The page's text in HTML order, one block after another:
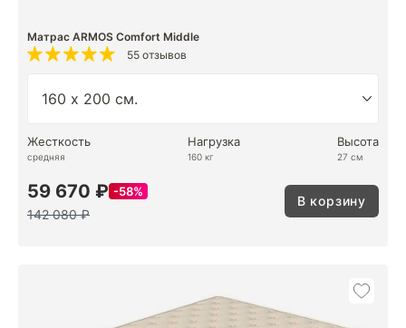
Матрас ARMOS Comfort Middle
55 отзывов
Жесткость
средняя
Нагрузка
160 кг
Высота
27 см
59 670 ₽ 58%
142 080 ₽
В корзину